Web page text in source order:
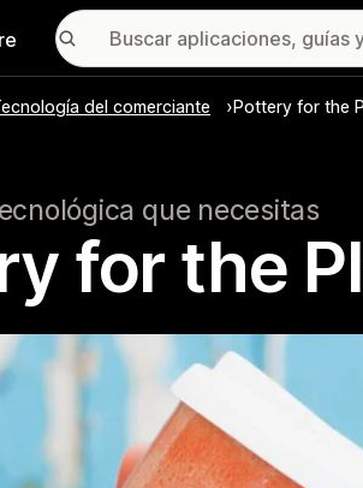
del comerciante Pottery for the
que necesitas
for the